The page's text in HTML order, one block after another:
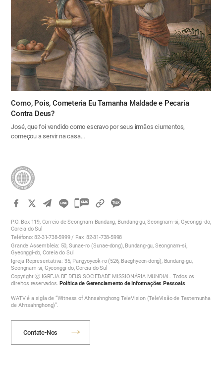
Como, Pois, Cometeria Eu Tamanha Maldade e Pecaria
Contra Deus?
José, que foi vendido como escravo por seus irmãos ciumentos,
começou a servir na casa…
카
오
톡
공
유
하
기
P.O. Box 119, Correio de Seongnam Bundang, Bundang-gu, Seongnam-si, Gyeonggi-do,
Coreia do Sul
Teléfono: 82-31-738-5999 / Fax: 82-31-738-5998
Grande Assembleia: 50, Sunae-ro (Sunae-dong), Bundang-gu, Seongnam-si,
Gyeonggi-do, Coreia do Sul
Igreja Representativa: 35, Pangyoyeok-ro (526, Baeghyeon-dong), Bundang-gu,
Seongnam-si, Gyeonggi-do, Coreia do Sul
Copyright ⓒ IGREJA DE DEUS SOCIEDADE MISSIONÁRIA MUNDIAL. Todos os
direitos reservados. Política de Gerenciamento de Informações Pessoais
WATV é a sigla de “Witness of Ahnsahnghong TeleVision (TeleVisão de Testemunha
de Ahnsahnghong)”.
Contate-Nos